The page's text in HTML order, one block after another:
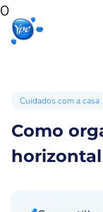
0
Cuidados com a casa
Como
horizontal